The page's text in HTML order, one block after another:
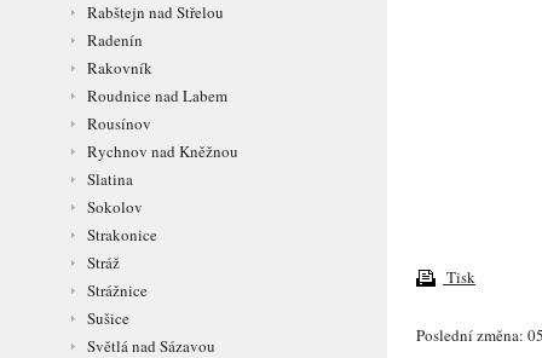
Rabštejn nad Střelou
Radenín
Rakovník
Roudnice nad Labem
Rousínov
Rychnov nad Kněžnou
Slatina
Sokolov
Strakonice
Stráž
Strážnice
Sušice
Světlá nad Sázavou
Tisk
Poslední změna: